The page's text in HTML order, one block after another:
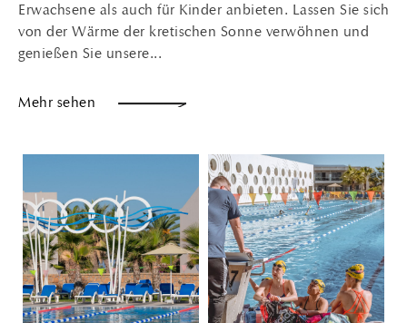
Erwachsene als auch für Kinder anbieten. Lassen Sie sich
von der Wärme der kretischen Sonne verwöhnen und
genießen Sie unsere...
Mehr sehen